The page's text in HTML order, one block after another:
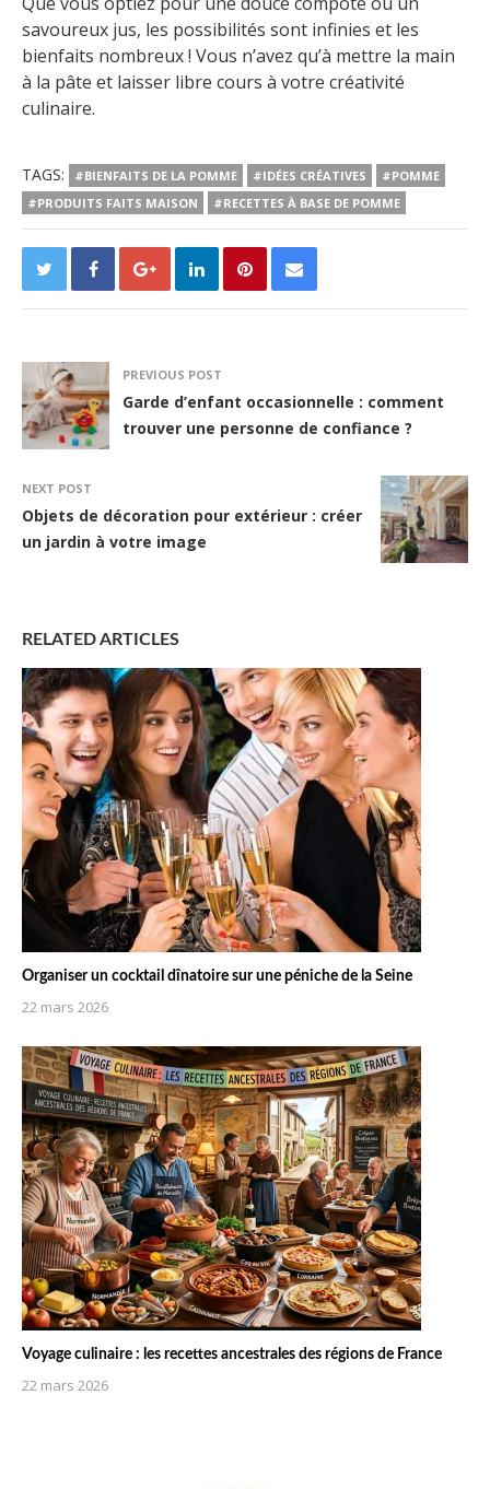
savoureux jus, les possibilités sont infinies et les
bienfaits nombreux ! Vous n’avez qu’à mettre la main
à la pâte et laisser libre cours à votre créativité
culinaire.
TAGS: #BIENFAITS DE LA POMME #IDÉES CRÉATIVES
#POMME
#PRODUITS FAITS MAISON
#RECETTES À BASE DE POMME
PREVIOUS POST
Garde d’enfant occasionnelle : comment
trouver une personne de confiance ?
NEXT POST
Objets de décoration pour extérieur : créer
un jardin à votre image
RELATED ARTICLES
Organiser un cocktail dînatoire sur une péniche de la Seine
22 mars 2026
Voyage culinaire : les recettes ancestrales des régions de France
22 mars 2026